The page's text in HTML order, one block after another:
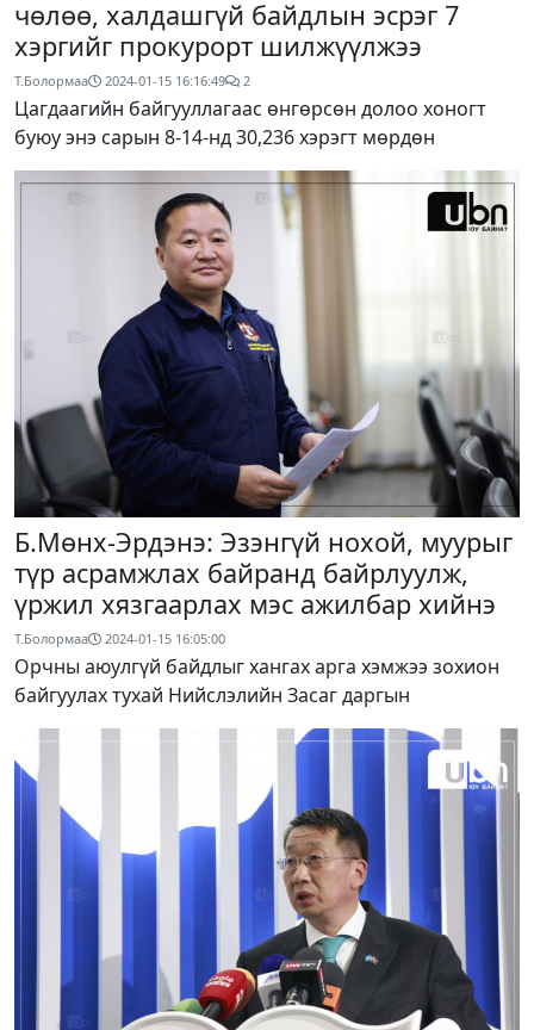
чөлөө, халдашгүй байдлын эсрэг 7
хэргийг прокурорт шилжүүлжээ
Т.Болормаа 2024-01-15 16:16:49 2
Цагдаагийн байгууллагаас өнгөрсөн долоо хоногт
буюу энэ сарын 8-14-нд 30,236 хэрэгт мөрдөн
Б.Мөнх-Эрдэнэ: Эзэнгүй нохой, муурыг
түр асрамжлах байранд байрлуулж,
үржил хязгаарлах мэс ажилбар хийнэ
Т.Болормаа 2024-01-15 16:05:00
Орчны аюулгүй байдлыг хангах арга хэмжээ зохион
байгуулах тухай Нийслэлийн Засаг даргын